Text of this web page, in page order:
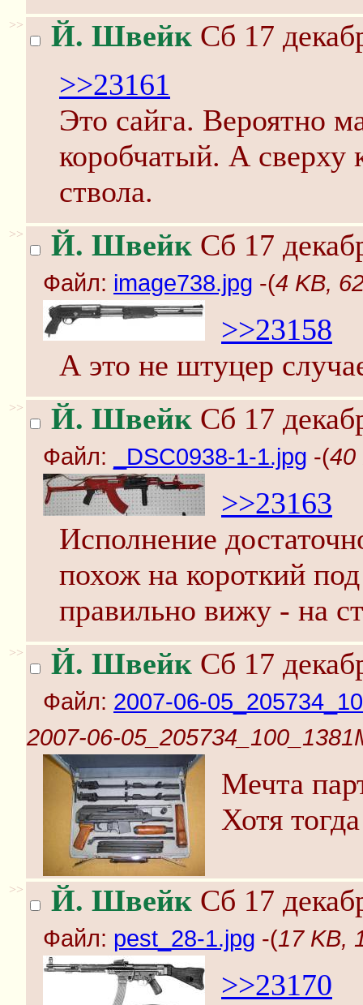
>> Й. Швейк Сб 17
>>23161
Это сайга. Вероятно
коробчатый. А сверху
ствола.
>> Й. Швейк Сб 17
Файл: image738.jpg -(4 KB,
>>23158
А это не штуцер
>> Й. Швейк Сб 17
Файл: _DSC0938-1-1.jpg -(40
>>23163
Исполнение
похож на короткий
правильно вижу - на
>> Й. Швейк Сб 17
Файл: 2007-06-
2007-06-
Мечта
Хотя
>> Й. Швейк Сб 17
Файл: pest_28-1.jpg -(17 KB,
>>23170